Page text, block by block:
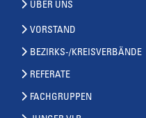
ÜBER UNS
VORSTAND
BEZIRKS-/KREISVERBÄNDE
REFERATE
FACHGRUPPEN